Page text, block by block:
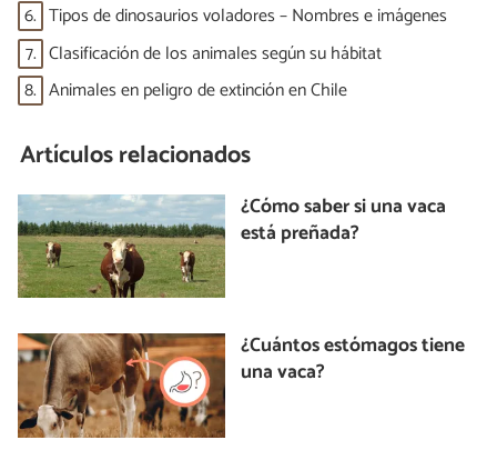
6. Tipos de dinosaurios voladores – Nombres e imágenes
7. Clasificación de los animales según su hábitat
8. Animales en peligro de extinción en Chile
Artículos relacionados
¿Cómo saber si una vaca
está preñada?
¿Cuántos estómagos tiene
una vaca?